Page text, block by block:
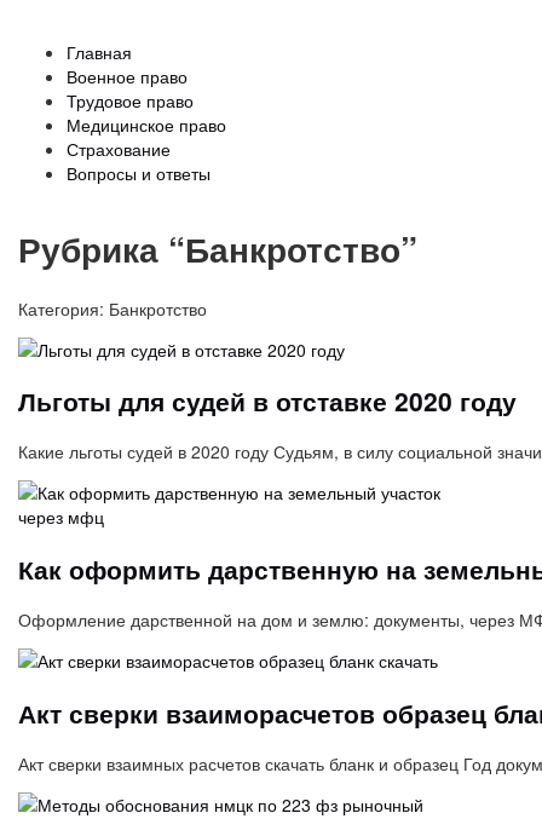
Главная
Военное право
Трудовое право
Медицинское право
Страхование
Вопросы и ответы
Рубрика “Банкротство”
Категория: Банкротство
Льготы для судей в отставке 2020 году
Какие льготы судей в 2020 году Судьям, в силу социальной
Как оформить дарственную на
Оформление дарственной на дом и землю: документы, через
Акт сверки взаиморасчетов образец
Акт сверки взаимных расчетов скачать бланк и образец Год